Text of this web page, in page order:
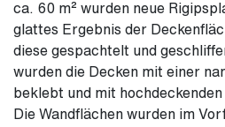
ca. 60 m² wurden neue
glattes Ergebnis der
diese gespachtelt und
wurden die Decken mit einer
beklebt und mit
Die Wandflächen wurden im